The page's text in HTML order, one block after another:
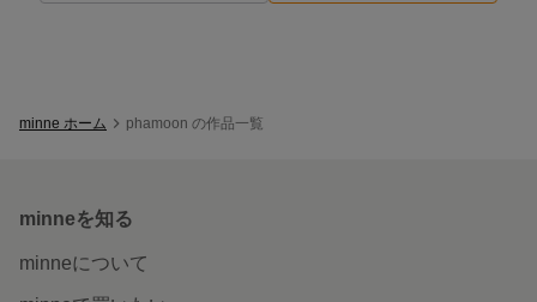
minne ホーム phamoon の作品一覧
minneを知る
minneについて